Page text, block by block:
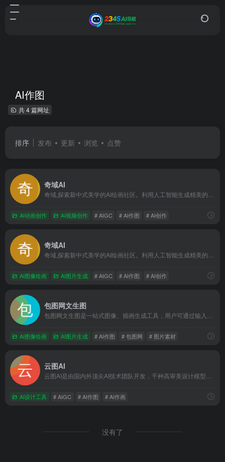
AI作图
共 4 篇网址
排序 发布 更新 浏览 点赞
奇域AI
AI动画创作 AI视频创作 # AIGC # AI作图 # AI创作
奇域AI
AI图像绘画 AI图片生成 # AIGC # AI作图 # AI创作
包图网文生图
AI图像绘画 AI图片生成 # AI作图 # 包图网 # 图片素材
云图AI
AI设计工具 # AIGC # AI作图 # AI作画
没有了